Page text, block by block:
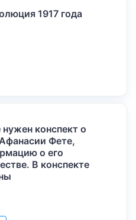
1917 года
конспект о
Фете,
о его
В конспекте